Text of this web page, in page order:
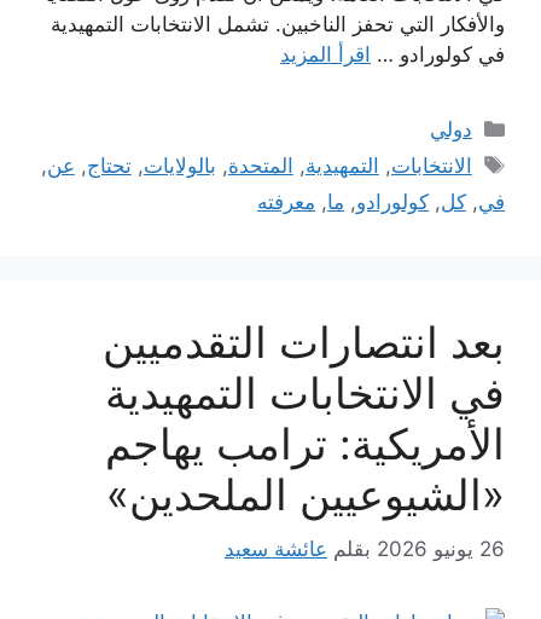
والأفكار التي تحفز الناخبين. تشمل الانتخابات التمهيدية
في كولورادو … اقرأ المزيد
التصنيفات
دولي
الوسوم
الانتخابات, التمهيدية, المتحدة, بالولايات,تحتاج, عن,
في, كل, كولورادو, ما, معرفته
بعد انتصارات التقدميين
في الانتخابات التمهيدية
الأمريكية: ترامب يهاجم
«الشيوعيين الملحدين»
26 يونيو 2026 بقلم عائشة سعيد